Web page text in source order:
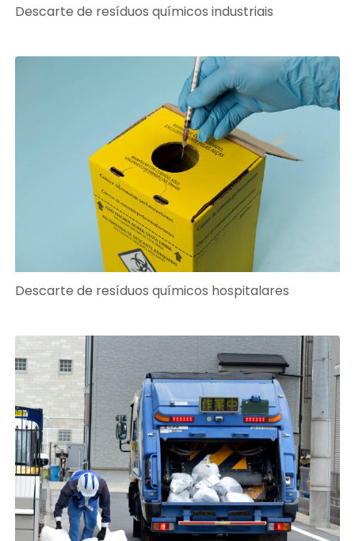
Descarte de resíduos químicos industriais
Descarte de resíduos químicos hospitalares